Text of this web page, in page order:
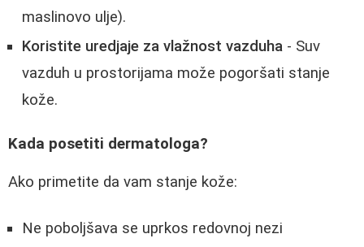
maslinovo ulje).
Koristite uredjaje za vlažnost vazduha - Suv
vazduh u prostorijama može pogoršati stanje
kože.
Kada posetiti dermatologa?
Ako primetite da vam stanje kože:
Ne poboljšava se uprkos redovnoj nezi